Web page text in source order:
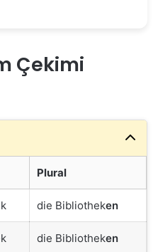
Çekimi
Plural
die Bibliotheken
die Bibliotheken